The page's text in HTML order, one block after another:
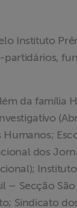
Instituto
da família
dos
– Secção
Sindicato